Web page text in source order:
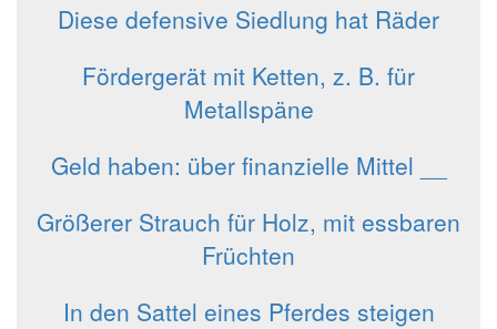
Diese defensive Siedlung hat Räder
Fördergerät mit Ketten, z. B. für
Metallspäne
Geld haben: über finanzielle Mittel __
Größerer Strauch für Holz, mit essbaren
Früchten
In den Sattel eines Pferdes steigen